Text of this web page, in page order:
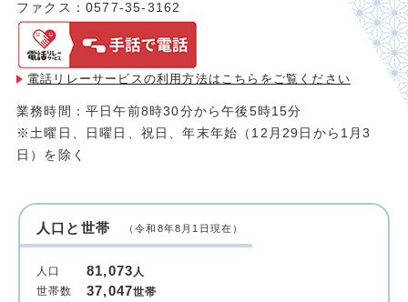
ファクス：0577-35-3162
電話リレーサービスの利用方法は こちらをご覧ください
業務時間：平日午前8時30分から午後5時15分
※土曜日、日曜日、祝日、年末年始（12月29日から1月3
日）を除く
人口と世帯 （令和8年8月1日現在）
人口 81,073人
世帯数
37,047世帯